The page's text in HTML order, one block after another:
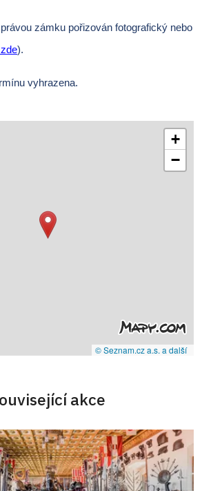
zámku pořizován fotografický nebo
).
vyhrazena.
+
−
© Seznam.cz a.s. a další
akce